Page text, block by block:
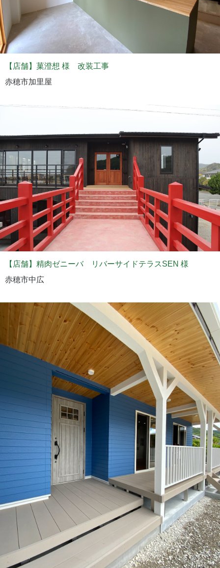
【店舗】菓澄想 様 改装工事
赤穂市加里屋
【店舗】精肉ゼニーバ リバーサイドテラスSEN 様
赤穂市中広